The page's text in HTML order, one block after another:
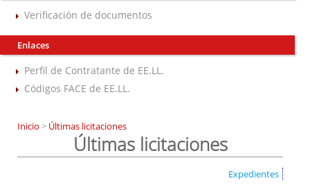
Verificación de documentos
Enlaces
Perfil de Contratante de EE.LL.
Códigos FACE de EE.LL.
Inicio > Últimas licitaciones
Últimas licitaciones
Expedientes